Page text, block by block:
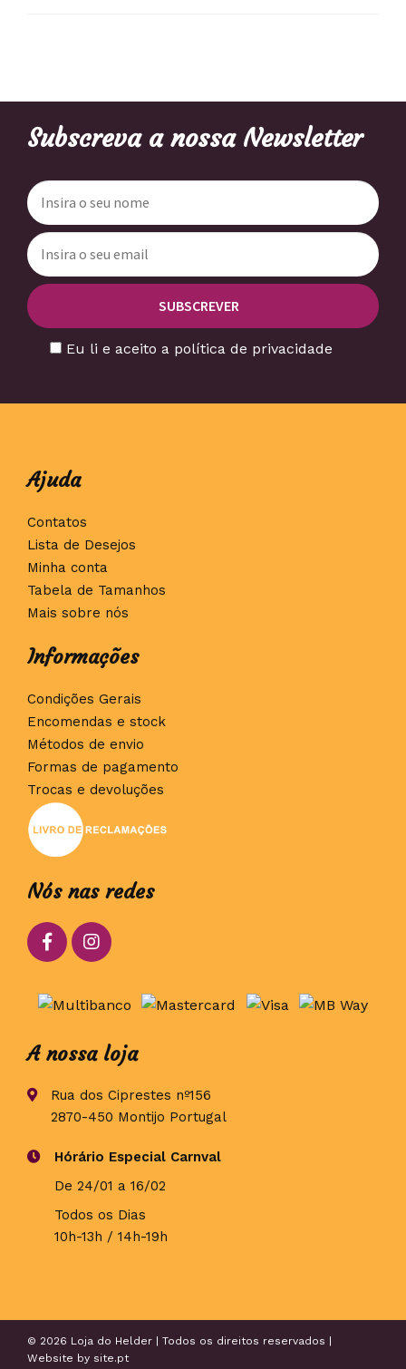
Subscreva a nossa Newsletter
Eu li e aceito a política de privacidade
Ajuda
Contatos
Lista de Desejos
Minha conta
Tabela de Tamanhos
Mais sobre nós
Informações
Condições Gerais
Encomendas e stock
Métodos de envio
Formas de pagamento
Trocas e devoluções
Nós nas redes
A nossa loja
Rua dos Ciprestes nº156
2870-450 Montijo Portugal
Hórário Especial Carnval
De 24/01 a 16/02
Todos os Dias
10h-13h / 14h-19h
© 2026 Loja do Helder | Todos os direitos reservados |
Website by site.pt